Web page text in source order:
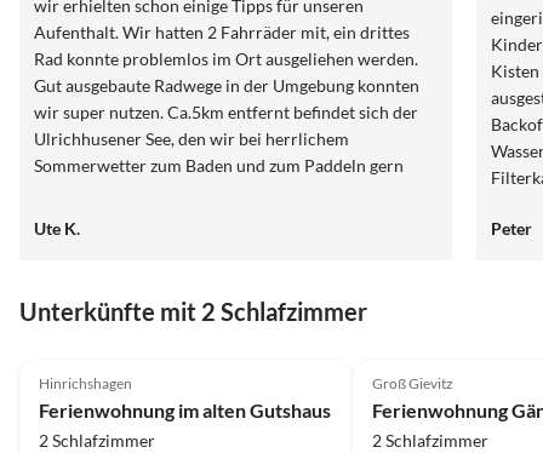
wir erhielten schon einige Tipps für unseren
Aufenthalt. Wir hatten 2 Fahrräder mit, ein drittes
Rad konnte problemlos im Ort ausgeliehen werden.
Gut ausgebaute Radwege in der Umgebung konnten
wir super nutzen. Ca.5km entfernt befindet sich der
Ulrichhusener See, den wir bei herrlichem
Sommerwetter zum Baden und zum Paddeln gern
angenehmen Charme und wir fühlten uns rundum
empfehlen.
Ute K. Peter
Unterkünfte mit 2 Schlafzimmer
Hinrichshagen
Ferienwohnung im alten Gutshaus
2 Schlafzimmer
Groß Gievitz
Ferienwohnung
2 Schlafzimmer